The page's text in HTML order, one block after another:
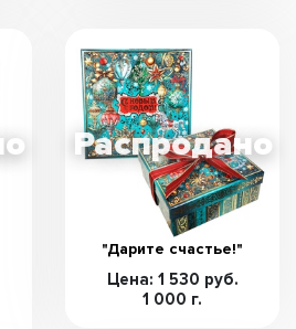
"Дарите счастье!"
Цена: 1 530 руб.
1 000 г.